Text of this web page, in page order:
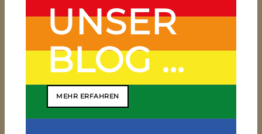
UNSER
BLOG …
MEHR ERFAHREN